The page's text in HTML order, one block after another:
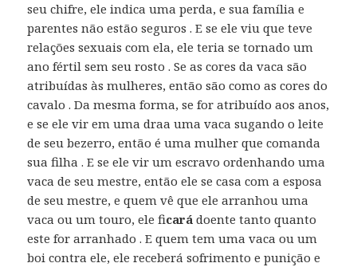
seu chifre, ele indica uma perda, e sua família e
parentes não estão seguros . E se ele viu que teve
relações sexuais com ela, ele teria se tornado um
ano fértil sem seu rosto . Se as cores da vaca são
atribuídas às mulheres, então são como as cores do
cavalo . Da mesma forma, se for atribuído aos anos,
e se ele vir em uma draa uma vaca sugando o leite
de seu bezerro, então é uma mulher que comanda
sua filha . E se ele vir um escravo ordenhando uma
vaca de seu mestre, então ele se casa com a esposa
de seu mestre, e quem vê que ele arranhou uma
vaca ou um touro, ele ficará doente tanto quanto
este for arranhado . E quem tem uma vaca ou um
boi contra ele, ele receberá sofrimento e punição e